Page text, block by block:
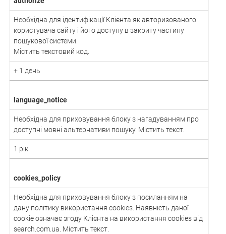
Необхідна для ідентифікації Клієнта як авторизованого
користувача сайту і його доступу в закриту частину
пошукової системи.
Містить текстовий код.
+ 1 день
language_notice
Необхідна для приховування блоку з нагадуванням про
доступні мовні альтернативи пошуку. Містить текст.
1 рік
cookies_policy
Необхідна для приховування блоку з посиланням на
дану політику використання cookies. Наявність даної
cookie означає згоду Клієнта на використання cookies від
search.com.ua. Містить текст.